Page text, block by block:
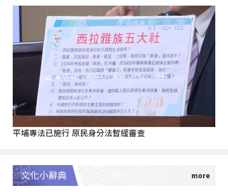
平埔專法已施行 原民身分法暫緩審查
文化小辭典